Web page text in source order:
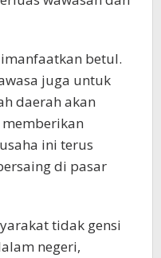
betul.
juga untuk
daerah akan
ini terus
di pasar
tidak gensi
negeri,